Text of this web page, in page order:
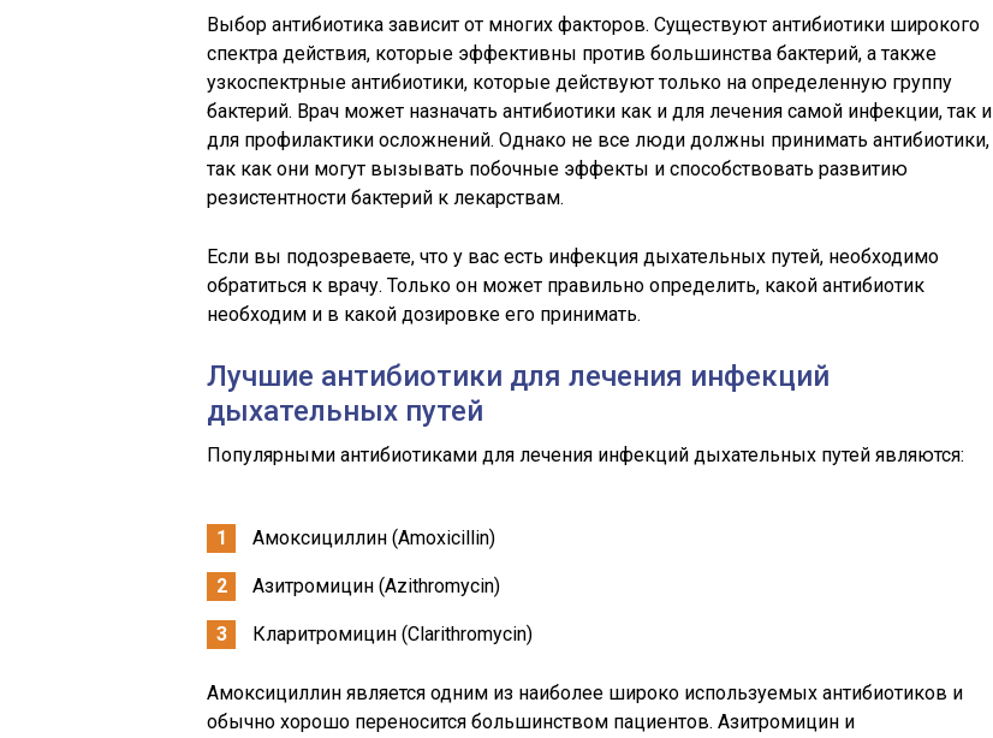
Выбор антибиотика зависит от многих факторов. Существуют антибиотики широкого
спектра действия, которые эффективны против большинства бактерий, а также
узкоспектрные антибиотики, которые действуют только на определенную группу
бактерий. Врач может назначать антибиотики как и для лечения самой инфекции, так и
для профилактики осложнений. Однако не все люди должны принимать антибиотики,
так как они могут вызывать побочные эффекты и способствовать развитию
резистентности бактерий к лекарствам.
Если вы подозреваете, что у вас есть инфекция дыхательных путей, необходимо
обратиться к врачу. Только он может правильно определить, какой антибиотик
необходим и в какой дозировке его принимать.
Лучшие антибиотики для лечения инфекций
дыхательных путей
Популярными антибиотиками для лечения инфекций дыхательных путей являются:
Амоксициллин (Amoxicillin)
Азитромицин (Azithromycin)
Кларитромицин (Clarithromycin)
Амоксициллин является одним из наиболее широко используемых антибиотиков и
обычно хорошо переносится большинством пациентов. Азитромицин и